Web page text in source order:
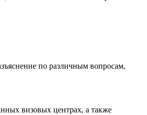
по различным вопросам,
визовых центрах, а также